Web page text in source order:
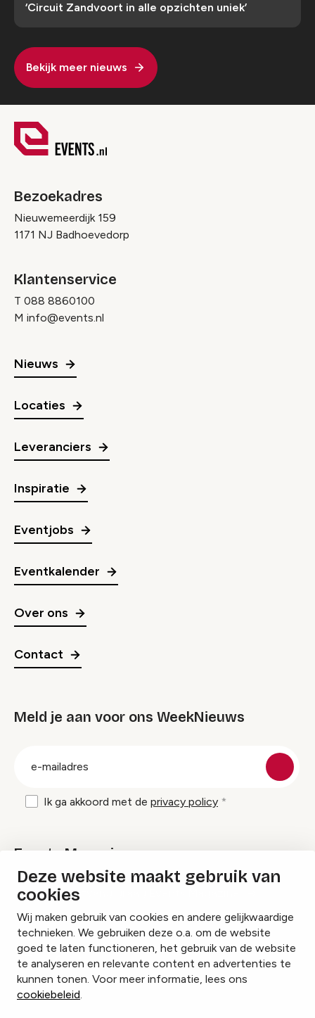
Deze website maakt gebruik van
cookies
Wij maken gebruik van cookies en andere gelijkwaardige
technieken. We gebruiken deze o.a. om de website
goed te laten functioneren, het gebruik van de website
te analyseren en relevante content en advertenties te
kunnen tonen. Voor meer informatie, lees ons
cookiebeleid.
‘Circuit Zandvoort in alle opzichten uniek’
Bekijk meer nieuws
Bezoekadres
Nieuwemeerdijk 159
1171 NJ Badhoevedorp
Klantenservice
T 088 8860100
M info@events.nl
Nieuws
Locaties
Leveranciers
Inspiratie
Eventjobs
Eventkalender
Over ons
Contact
Meld je aan voor ons WeekNieuws
Ik ga akkoord met de privacy policy
Events Magazine
Ik ontvang graag Events Magazine
InstagramFacebookLinkedIn